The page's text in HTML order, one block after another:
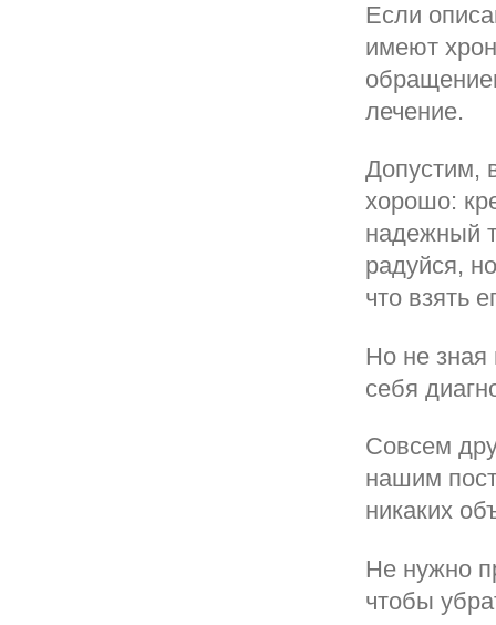
Если
имеют
лечение.
Допустим,
хорошо:
надежный
радуйся,
что взять
Но не зная
себя
Совсем
нашим
никаких
Не нужно
чтобы